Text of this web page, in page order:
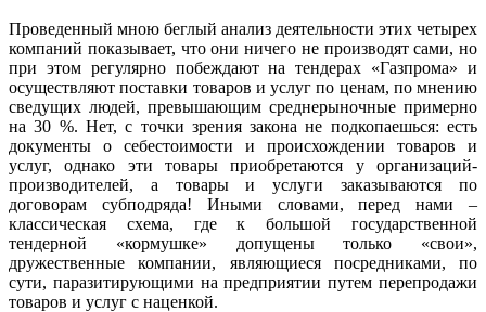
Проведенный мною беглый анализ деятельности этих четырех
компаний показывает, что они ничего не производят сами, но
при этом регулярно побеждают на тендерах «Газпрома» и
осуществляют поставки товаров и услуг по ценам, по мнению
сведущих людей, превышающим среднерыночные примерно
на 30 %. Нет, с точки зрения закона не подкопаешься: есть
документы о себестоимости и происхождении товаров и
услуг, однако эти товары приобретаются у организаций-
производителей, а товары и услуги заказываются по
договорам субподряда! Иными словами, перед нами –
классическая схема, где к большой государственной
тендерной «кормушке» допущены только «свои»,
дружественные компании, являющиеся посредниками, по
сути, паразитирующими на предприятии путем перепродажи
товаров и услуг с наценкой.